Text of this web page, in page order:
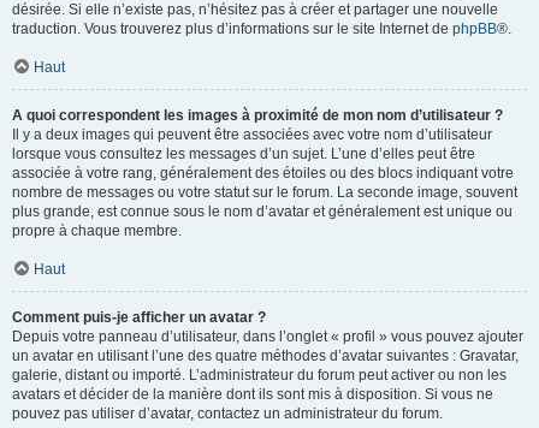
désirée. Si elle n’existe pas, n’hésitez pas à créer et partager une nouvelle
traduction. Vous trouverez plus d’informations sur le site Internet de phpBB®.
Haut
A quoi correspondent les images à proximité de mon nom d’utilisateur ?
Il y a deux images qui peuvent être associées avec votre nom d’utilisateur
lorsque vous consultez les messages d’un sujet. L’une d’elles peut être
associée à votre rang, généralement des étoiles ou des blocs indiquant votre
nombre de messages ou votre statut sur le forum. La seconde image, souvent
plus grande, est connue sous le nom d’avatar et généralement est unique ou
propre à chaque membre.
Haut
Comment puis-je afficher un avatar ?
Depuis votre panneau d’utilisateur, dans l’onglet « profil » vous pouvez ajouter
un avatar en utilisant l’une des quatre méthodes d’avatar suivantes : Gravatar,
galerie, distant ou importé. L’administrateur du forum peut activer ou non les
avatars et décider de la manière dont ils sont mis à disposition. Si vous ne
pouvez pas utiliser d’avatar, contactez un administrateur du forum.